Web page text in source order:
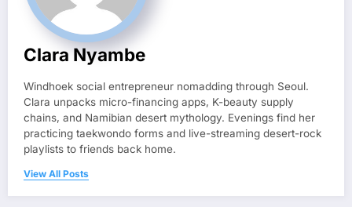
Clara Nyambe
Windhoek social entrepreneur nomadding through Seoul.
Clara unpacks micro-financing apps, K-beauty supply
chains, and Namibian desert mythology. Evenings find her
practicing taekwondo forms and live-streaming desert-rock
playlists to friends back home.
View All Posts